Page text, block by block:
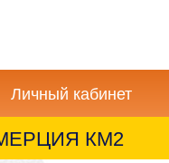
Личный кабинет
КМ2